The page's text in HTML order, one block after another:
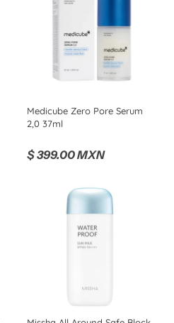
Medicube Zero Pore Serum
2,0 37ml
$ 399.00 MXN